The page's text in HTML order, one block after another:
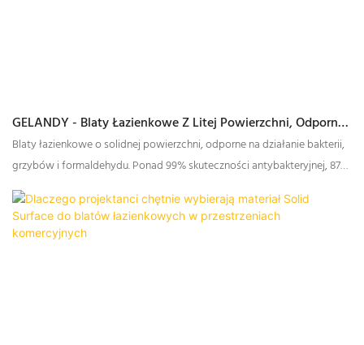
GELANDY - Blaty Łazienkowe Z Litej Powierzchni, Odporne
Na Bakterie, Pleśń I Formaldehyd
Blaty łazienkowe o solidnej powierzchni, odporne na działanie bakterii,
grzybów i formaldehydu. Ponad 99% skuteczności antybakteryjnej, 87%
skuteczności usuwania formaldehydu.